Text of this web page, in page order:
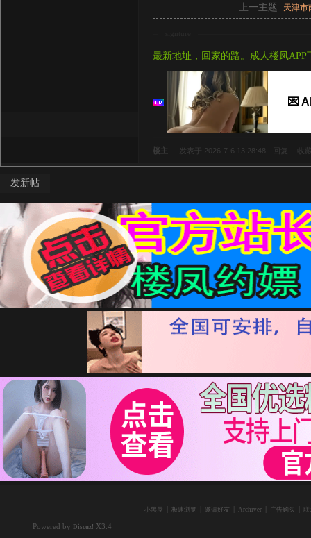
上一主题: 天津市
最新地址，回家的路。成人楼凤APP
💌
楼主 发表于 2026-7-6 13:28:48 回复 收
发新帖
小黑屋 极速浏览 邀请好友 Archiver 广告购买
Powered by Discuz! X3.4